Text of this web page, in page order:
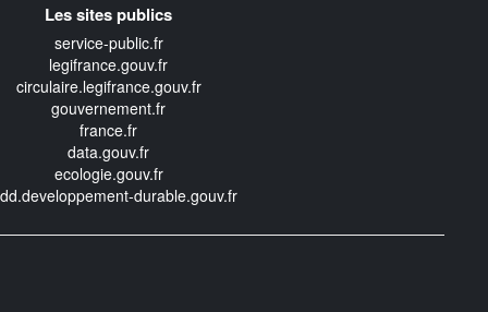
Les sites publics
service-public.fr
legifrance.gouv.fr
circulaire.legifrance.gouv.fr
gouvernement.fr
france.fr
data.gouv.fr
ecologie.gouv.fr
durable.gouv.fr